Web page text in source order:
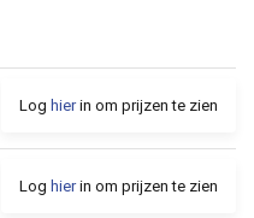
Log hierin om prijzen te zien
Log hierin om prijzen te zien